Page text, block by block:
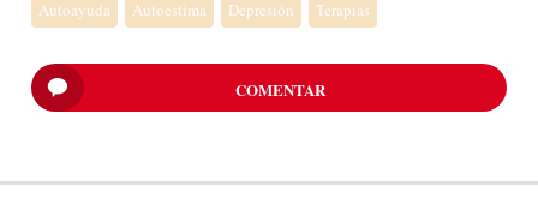
Autoayuda Autoestima Depresión Terapias
COMENTAR